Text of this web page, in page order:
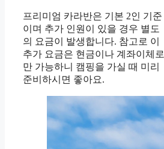
프리미엄 카라반은 기본 2인 기준
이며 추가 인원이 있을 경우 별도
의 요금이 발생합니다. 참고로 이
추가 요금은 현금이나 계좌이체로
만 가능하니 캠핑을 가실 때 미리
준비하시면 좋아요.